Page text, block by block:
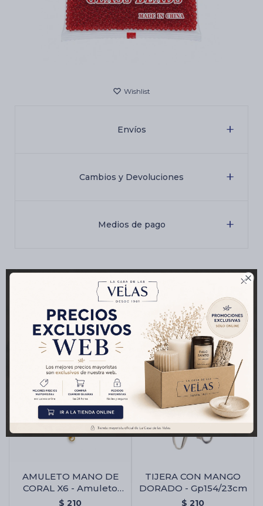

Envíos
Cambios y Devoluciones
Medios de pago
Productos que te pueden interesar
AMULETO MANO DE
CORAL X6 - Amuleto
Mano De Coral X6
$ 210
TIJERA CON MANGO
DORADO - Gp154/23cm
$ 210